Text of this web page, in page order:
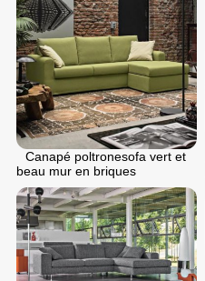
Canapé poltronesofa vert et
beau mur en briques